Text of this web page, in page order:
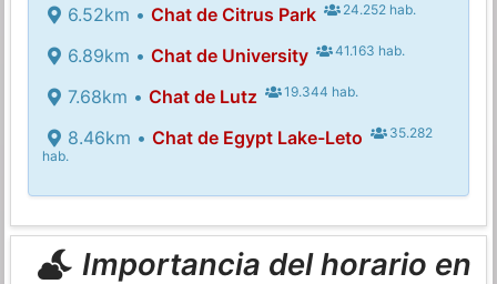
6.52km • Chat de Citrus Park 24.252 hab.
6.89km • Chat de University 41.163 hab.
7.68km • Chat de Lutz 19.344 hab.
8.46km • Chat de Egypt Lake-Leto
35.282
hab.
Importancia del horario en